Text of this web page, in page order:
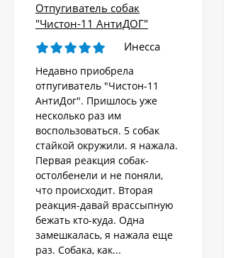
Отпугиватель собак
"Чистон-11 АнтиДОГ"
Инесса
Недавно приобрела
отпугиватель "Чистон-11
АнтиДог". Пришлось уже
несколько раз им
воспользоваться. 5 собак
стайкой окружили. я нажала.
Первая реакция собак-
остолбенели и не поняли,
что происходит. Вторая
реакция-давай врассыпную
бежать кто-куда. Одна
замешкалась, я нажала еще
раз. Собака, как...
Ультразвуковой
отпугиватель собак,
кошек, лис, кроликов
"Weitech WK0055 -
8 690₽
Электроошейник для
дрессировки собак
«PET998DB»
3 480 ₽
Ошейник антилай
1 890₽